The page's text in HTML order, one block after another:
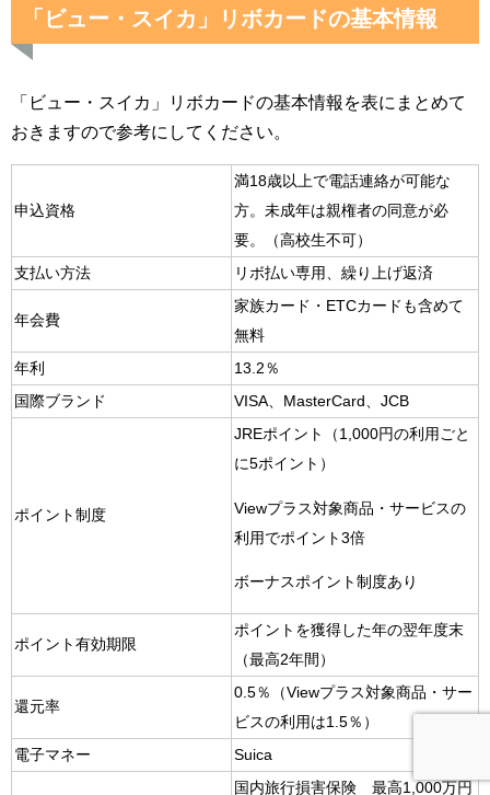
「ビュー・スイカ」リボカードの基本情報
「ビュー・スイカ」リボカードの基本情報を表にまとめて
おきますので参考にしてください。
申込資格
満18歳以上で電話連絡が可能な
方。未成年は親権者の同意が必
要。（高校生不可）
支払い方法
リボ払い専用、繰り上げ返済
年会費
家族カード・ETCカードも含めて
無料
年利
13.2％
国際ブランド
VISA、MasterCard、JCB
ポイント制度
JREポイント（1,000円の利用ごと
に5ポイント）
Viewプラス対象商品・サービスの
利用でポイント3倍
ボーナスポイント制度あり
ポイント有効期限
ポイントを獲得した年の翌年度末
（最高2年間）
還元率
0.5％（Viewプラス対象商品・サー
ビスの利用は1.5％）
電子マネー
Suica
国内旅行損害保険 最高1,000万円